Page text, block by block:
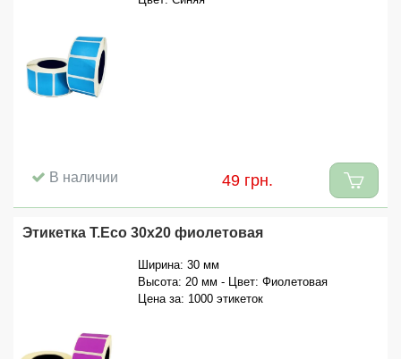
В наличии 49 грн.
Этикетка T.Eco 30x20 фиолетовая
Ширина: 30 мм
Высота: 20 мм - Цвет: Фиолетовая
Цена за: 1000 этикеток